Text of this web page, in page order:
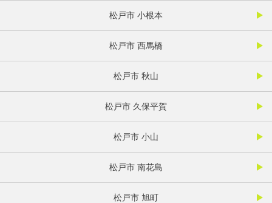
松戸市 小根本
松戸市 西馬橋
松戸市 秋山
松戸市 久保平賀
松戸市 小山
松戸市 南花島
松戸市 旭町